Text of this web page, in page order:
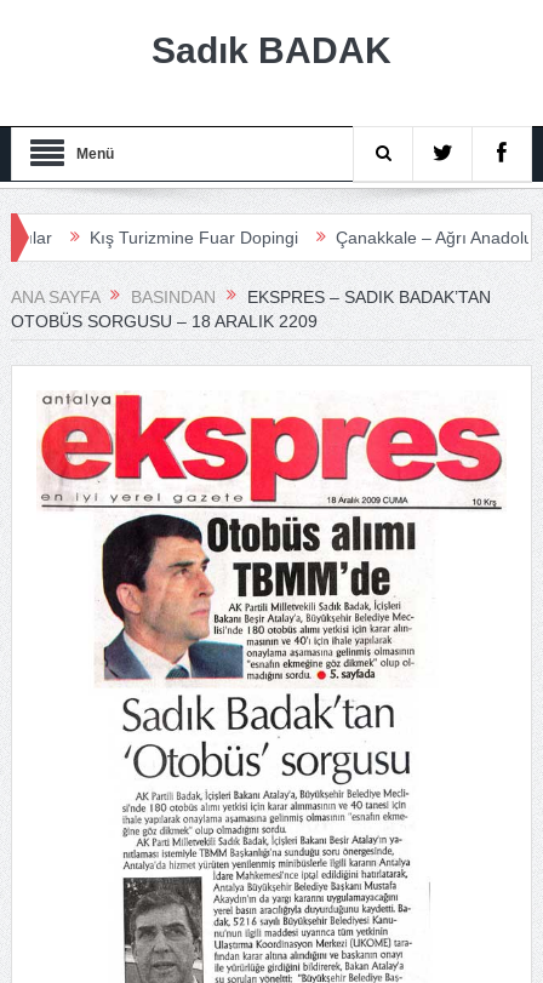
Sadık BADAK
Menü
Kış Turizmine Fuar Dopingi Çanakkale – Ağrı Anadolu
ANA SAYFA BASINDAN
EKSPRES – SADIK BADAK’TAN
OTOBÜS SORGUSU – 18 ARALIK 2209